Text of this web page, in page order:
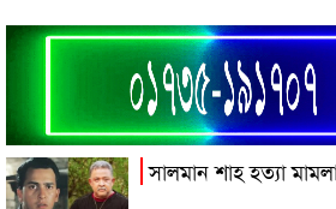
সালমান শাহ হত্যা